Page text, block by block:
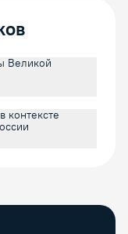
Великой
контексте